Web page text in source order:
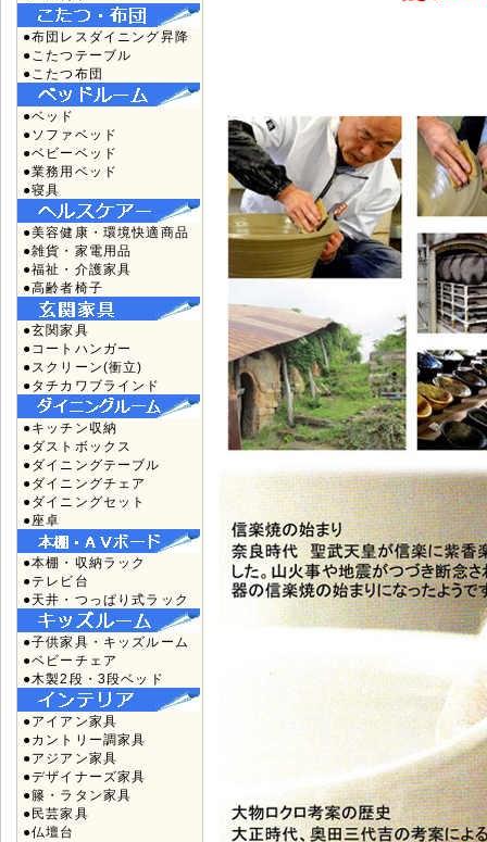
●布団レスダイニング昇降
●こたつテーブル
●こたつ布団
●ベッド
●ソファベッド
●ベビーベッド
●業務用ベッド
●寝具
●美容健康・環境快適商品
●雑貨・家電用品
●福祉・介護家具
●高齢者椅子
●玄関家具
●コートハンガー
●スクリーン(衝立)
●タチカワブラインド
●キッチン収納
●ダストボックス
●ダイニングテーブル
●ダイニングチェア
●ダイニングセット
●座卓
●本棚・収納ラック
●テレビ台
●天井・つっぱり式ラック
●子供家具・キッズルーム
●ベビーチェア
●木製2段・3段ベッド
●アイアン家具
●カントリー調家具
●アジアン家具
●デザイナーズ家具
●籐・ラタン家具
●民芸家具
●仏壇台